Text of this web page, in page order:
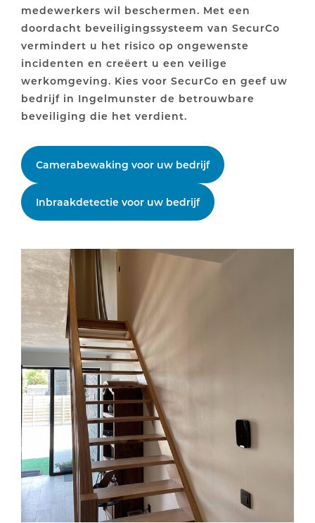
medewerkers wil beschermen. Met een
doordacht beveiligingssysteem van SecurCo
vermindert u het risico op ongewenste
incidenten en creëert u een veilige
werkomgeving. Kies voor SecurCo en geef uw
bedrijf in Ingelmunster de betrouwbare
beveiliging die het verdient.
Camerabewaking voor uw bedrijf
Inbraakdetectie voor uw bedrijf